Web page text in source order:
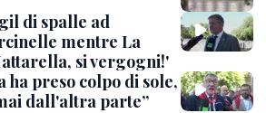
di spalle ad
mentre La
si vergogni!'
ha preso colpo di sole,
dall'altra parte”